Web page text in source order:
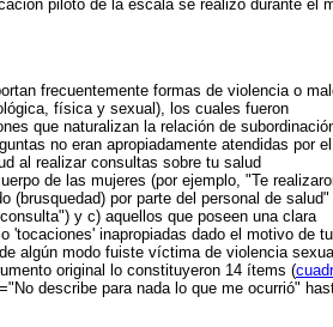
piloto de la escala se realizó durante el
frecuentemente formas de violencia o
física y sexual), los cuales fueron
que naturalizan la relación de
no eran apropiadamente atendidas por el
al realizar consultas sobre tu salud
de las mujeres (por ejemplo, "Te
(brusquedad) por parte del personal de salud"
y c) aquellos que poseen una clara
'tocaciones' inapropiadas dado el motivo de tu
algún modo fuiste víctima de violencia sexual
original lo constituyeron 14 ítems (
describe para nada lo que me ocurrió"